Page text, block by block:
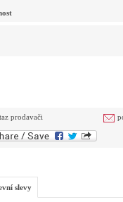
prodavači
slevy